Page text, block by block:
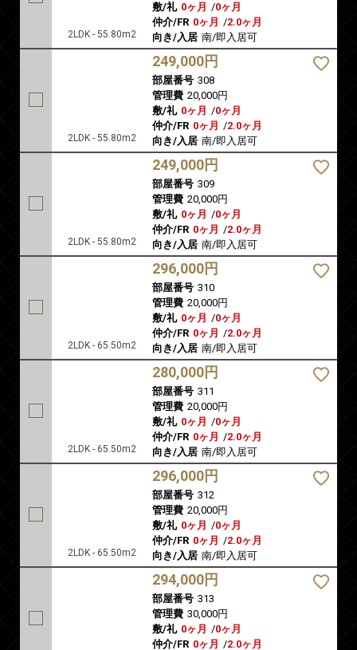
2LDK - 55.80m2
敷/礼 0ヶ月 /0ヶ月
仲介/FR 0ヶ月 /2.0ヶ月
向き/入居 南/即入居可
2LDK - 55.80m2
249,000円
部屋番号 308
管理費 20,000円
敷/礼 0ヶ月 /0ヶ月
仲介/FR 0ヶ月 /2.0ヶ月
向き/入居 南/即入居可
2LDK - 55.80m2
249,000円
部屋番号 309
管理費 20,000円
敷/礼 0ヶ月 /0ヶ月
仲介/FR 0ヶ月 /2.0ヶ月
向き/入居 南/即入居可
2LDK - 65.50m2
296,000円
部屋番号 310
管理費 20,000円
敷/礼 0ヶ月 /0ヶ月
仲介/FR 0ヶ月 /2.0ヶ月
向き/入居 南/即入居可
2LDK - 65.50m2
280,000円
部屋番号 311
管理費 20,000円
敷/礼 0ヶ月 /0ヶ月
仲介/FR 0ヶ月 /2.0ヶ月
向き/入居 南/即入居可
2LDK - 65.50m2
296,000円
部屋番号 312
管理費 20,000円
敷/礼 0ヶ月 /0ヶ月
仲介/FR 0ヶ月 /2.0ヶ月
向き/入居 南/即入居可
294,000円
部屋番号 313
管理費 30,000円
敷/礼 0ヶ月 /0ヶ月
仲介/FR 0ヶ月 /2.0ヶ月